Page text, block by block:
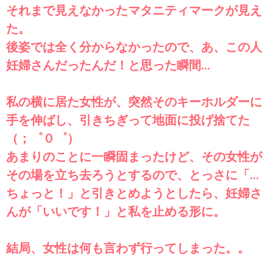
それまで見えなかったマタニティマークが見え
た。
後姿では全く分からなかったので、あ、この人
妊婦さんだったんだ！と思った瞬間…
私の横に居た女性が、突然そのキーホルダーに
手を伸ばし、引きちぎって地面に投げ捨てた
（；゜０゜）
あまりのことに一瞬固まったけど、その女性が
その場を立ち去ろうとするので、とっさに「…
ちょっと！」と引きとめようとしたら、妊婦さ
んが「いいです！」と私を止める形に。
結局、女性は何も言わず行ってしまった。。